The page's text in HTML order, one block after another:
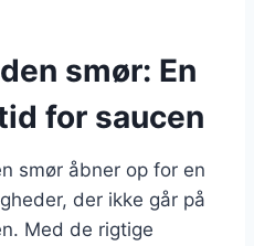
smør: En
for saucen
smør åbner op for en
der ikke går på
Med de rigtige